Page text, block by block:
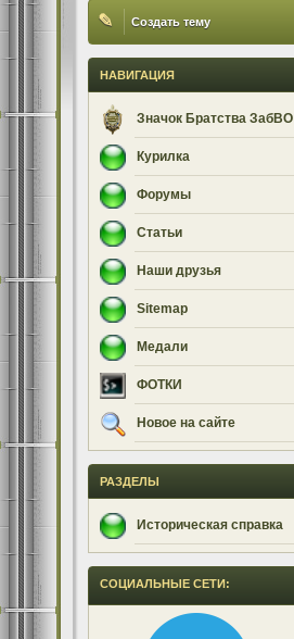
✎ Создать тему
НАВИГАЦИЯ
Значок Братства ЗабВО
Курилка
Форумы
Статьи
Наши друзья
Sitemap
Медали
ФОТКИ
Новое на сайте
РАЗДЕЛЫ
Историческая справка
СОЦИАЛЬНЫЕ СЕТИ: